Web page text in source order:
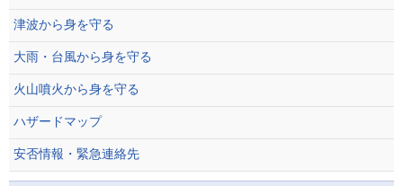
津波から身を守る
大雨・台風から身を守る
火山噴火から身を守る
ハザードマップ
安否情報・緊急連絡先